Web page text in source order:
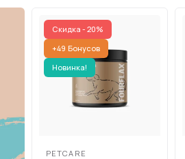
Скидка - 20%
+49 Бонусов
Новинка!
PETCARE